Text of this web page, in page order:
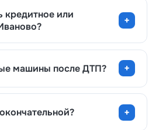
или
машины после ДТП?